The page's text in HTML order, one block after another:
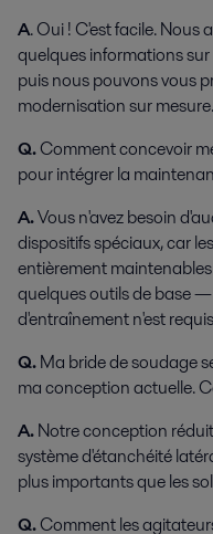
A. Oui ! C'est facile. Nous
quelques informations
puis nous pouvons vous
modernisation sur mesure.
Q.Comment concevoir
pour intégrer la
A.Vous n'avez besoin
dispositifs spéciaux, car
entièrement
quelques outils de base
d'entraînement n'est
Q.Ma bride de soudage
ma conception actuelle.
A.Notre conception
système d'étanchéité
plus importants que les
Q.Comment les